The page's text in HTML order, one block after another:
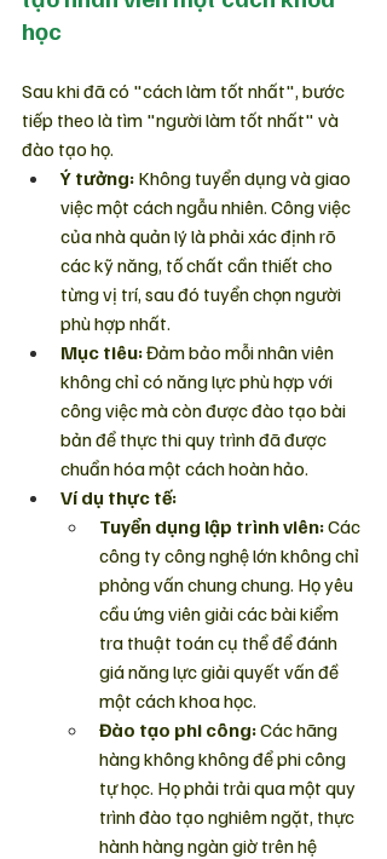
học
Sau khi đã có "cách làm tốt nhất", bước
tiếp theo là tìm "người làm tốt nhất" và
đào tạo họ.
Ý tưởng: Không tuyển dụng và giao
việc một cách ngẫu nhiên. Công việc
của nhà quản lý là phải xác định rõ
các kỹ năng, tố chất cần thiết cho
từng vị trí, sau đó tuyển chọn người
phù hợp nhất.
Mục tiêu: Đảm bảo mỗi nhân viên
không chỉ có năng lực phù hợp với
công việc mà còn được đào tạo bài
bản để thực thi quy trình đã được
chuẩn hóa một cách hoàn hảo.
Ví dụ thực tế:
Tuyển dụng lập trình viên: Các
công ty công nghệ lớn không chỉ
phỏng vấn chung chung. Họ yêu
cầu ứng viên giải các bài kiểm
tra thuật toán cụ thể để đánh
giá năng lực giải quyết vấn đề
một cách khoa học.
Đào tạo phi công: Các hãng
hàng không không để phi công
tự học. Họ phải trải qua một quy
trình đào tạo nghiêm ngặt, thực
hành hàng ngàn giờ trên hệ